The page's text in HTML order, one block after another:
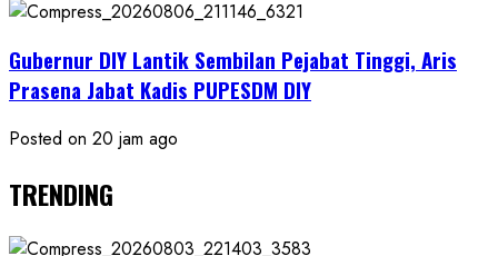
Gubernur DIY Lantik Sembilan Pejabat Tinggi, Aris
Prasena Jabat Kadis PUPESDM DIY
Posted on 20 jam ago
TRENDING